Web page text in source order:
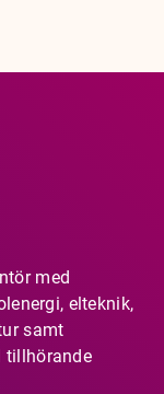
med
elteknik,
samt
tillhörande